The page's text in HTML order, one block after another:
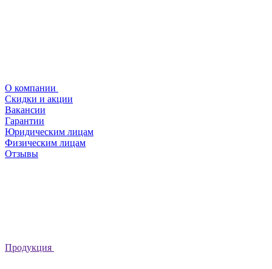
О компании
Скидки и акции
Вакансии
Гарантии
Юридическим лицам
Физическим лицам
Отзывы
Продукция